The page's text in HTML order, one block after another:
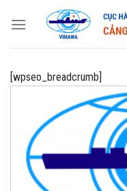
[wpseo_breadcrumb]